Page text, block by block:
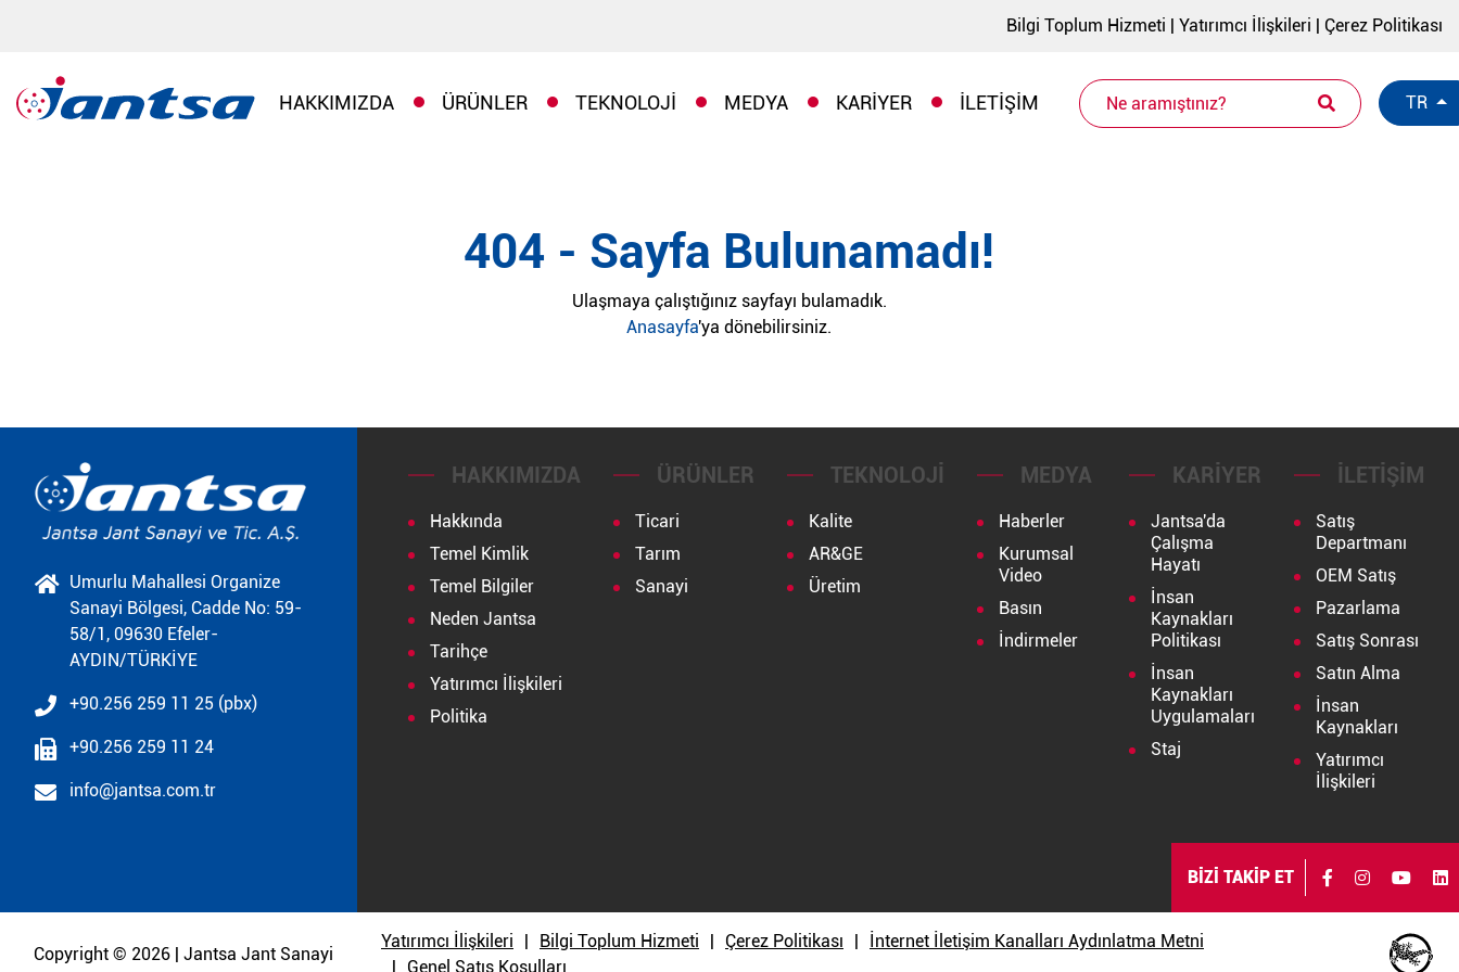
Bilgi Toplum Hizmeti | Yatırımcı İlişkileri | Çerez Politikası
HAKKIMIZDA ÜRÜNLER TEKNOLOJI MEDYA KARIYER İLETIŞIM TR
404 - Sayfa Bulunamadı!
Ulaşmaya çalıştığınız sayfayı bulamadık.
Anasayfa'ya dönebilirsiniz.
Umurlu Mahallesi Organize
Sanayi Bölgesi, Cadde No: 59-
58/1, 09630 Efeler-
AYDIN/TÜRKİYE
+90.256 259 11 25 (pbx)
+90.256 259 11 24
info@jantsa.com.tr
HAKKIMIZDA
Hakkında
Temel Kimlik
Temel Bilgiler
Neden Jantsa
Tarihçe
Yatırımcı İlişkileri
Politika
ÜRÜNLER
Ticari
Tarım
Sanayi
TEKNOLOJI
Kalite
AR&GE
Üretim
MEDYA
Haberler
Kurumsal
Video
Basın
İndirmeler
KARIYER
Jantsa'da
Çalışma
Hayatı
İnsan
Kaynakları
Politikası
İnsan
Kaynakları
Uygulamaları
Staj
İLETIŞIM
Satış
Departmanı
OEM Satış
Pazarlama
Satış Sonrası
Satın Alma
İnsan
Kaynakları
Yatırımcı
İlişkileri
BİZİ TAKİP ET
Copyright © 2026 | Jantsa Jant Sanayi
Yatırımcı İlişkileri Bilgi Toplum Hizmeti Çerez Politikası
İnternet İletişim Kanalları Aydınlatma Metni
Genel Satış Koşulları